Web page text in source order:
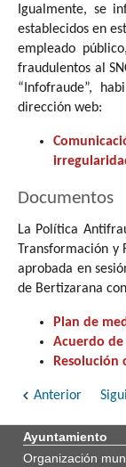
Igualmente, se
establecidos en
empleado
fraudulentos al
“Infofraude”,
dirección web:
Documentos
La Política
Transformación y
aprobada en
de Bertizarana
Plan de
Acuerdo
Resolución
Anterior
Ayuntamiento
Organización